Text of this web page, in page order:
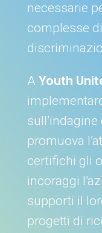
necessarie
complesse
A Youth
promuova
certifichi gli
incoraggi
supporti il
progetti di